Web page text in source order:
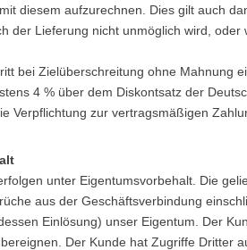
diesem aufzurechnen. Dies gilt auch
der Lieferung nicht unmöglich wird,
bei Zielüberschreitung ohne Mahnung
4 % über dem Diskontsatz der
Verpflichtung zur vertragsmäßigen
unter Eigentumsvorbehalt. Die
aus der Geschäftsverbindung
Einlösung) unser Eigentum. Der
Der Kunde hat Zugriffe Dritter